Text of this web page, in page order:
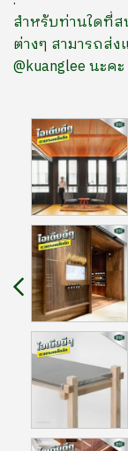
สำหรับท่านใดที่ส
ต่างๆ สามารถส่
@kuanglee นะคะ